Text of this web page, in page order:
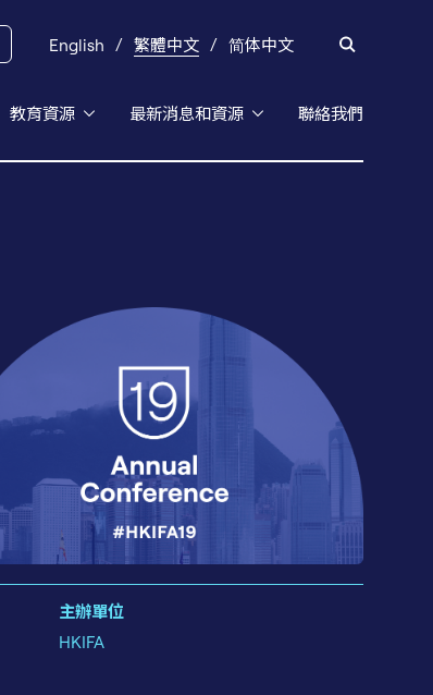
English 繁體中文 简体中文
教育資源 最新消息和資源 聯絡我們
主辦單位
HKIFA